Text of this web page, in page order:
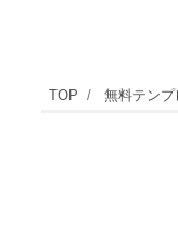
8
TOP 無料テンプ